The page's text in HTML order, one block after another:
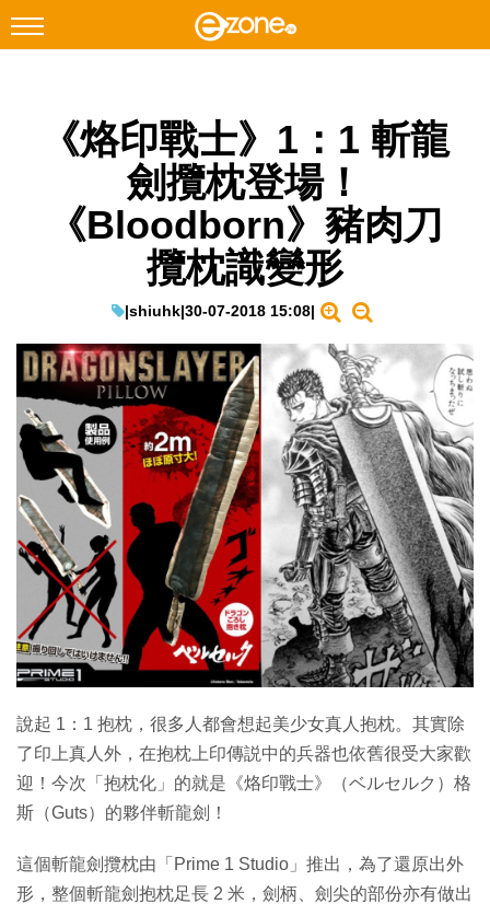
Facebook Instagram
網絡生活
EduTech
IT Times
生成式AI與雲端應用
Enterprise Digital Transformation
特集
《烙印戰士》1：1 斬龍
劍攬枕登場！
《Bloodborn》豬肉刀
攬枕識變形
|shiuhk|30-07-2018 15:08|
說起 1：1 抱枕，很多人都會想起美少女真人抱枕。其實除
了印上真人外，在抱枕上印傳説中的兵器也依舊很受大家歡
迎！今次「抱枕化」的就是《烙印戰士》（ベルセルク）格
斯（Guts）的夥伴斬龍劍！
這個斬龍劍攬枕由「Prime 1 Studio」推出，為了還原出外
形，整個斬龍劍抱枕足長 2 米，劍柄、劍尖的部份亦有做出